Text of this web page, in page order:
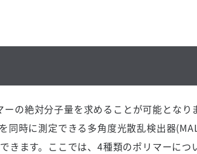
の絶対分子量を求めることが可能となり
同時に測定できる多角度光散乱検出器
きます。ここでは、4種類のポリマーにつ